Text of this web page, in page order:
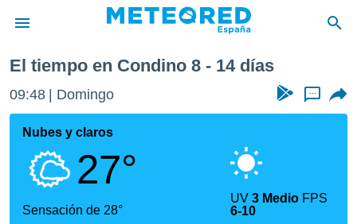
de
por
que se
calidad.
a este
las
El tiempo en Condino 8 - 14 días
09:48 Domingo ...
Nubes y claros
27°
Sensación de 28°
UV3 Medio FPS
6-10